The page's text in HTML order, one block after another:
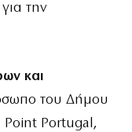
την
και
του Δήμου
Point Portugal,